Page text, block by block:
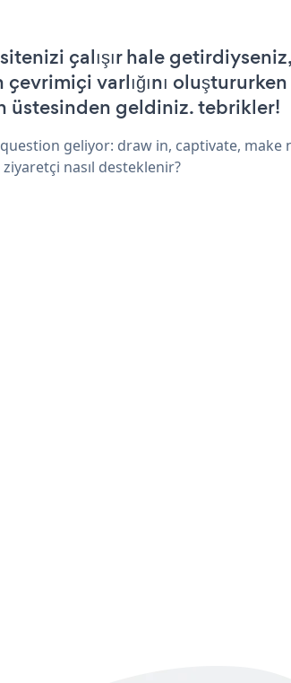
çalışır hale getirdiyseniz,
varlığını
üstesinden geldiniz. tebrikler!
geliyor: draw in, captivate, make
ziyaretçi nasıl desteklenir?